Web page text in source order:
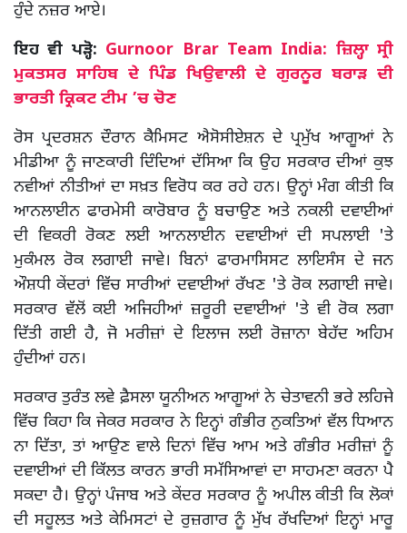
ਹੁੰਦੇ ਨਜ਼ਰ ਆਏ।
ਇਹ ਵੀ ਪੜ੍ਹੋ: Gurnoor Brar Team India: ਜ਼ਿਲ੍ਹਾ ਸ੍ਰੀ
ਮੁਕਤਸਰ ਸਾਹਿਬ ਦੇ ਪਿੰਡ ਖਿਉਵਾਲੀ ਦੇ ਗੁਰਨੂਰ ਬਰਾੜ ਦੀ
ਭਾਰਤੀ ਕ੍ਰਿਕਟ ਟੀਮ ’ਚ ਚੋਣ
ਰੋਸ ਪ੍ਰਦਰਸ਼ਨ ਦੌਰਾਨ ਕੈਮਿਸਟ ਐਸੋਸੀਏਸ਼ਨ ਦੇ ਪ੍ਰਮੁੱਖ ਆਗੂਆਂ ਨੇ
ਮੀਡੀਆ ਨੂੰ ਜਾਣਕਾਰੀ ਦਿੰਦਿਆਂ ਦੱਸਿਆ ਕਿ ਉਹ ਸਰਕਾਰ ਦੀਆਂ ਕੁਝ
ਨਵੀਆਂ ਨੀਤੀਆਂ ਦਾ ਸਖ਼ਤ ਵਿਰੋਧ ਕਰ ਰਹੇ ਹਨ। ਉਨ੍ਹਾਂ ਮੰਗ ਕੀਤੀ ਕਿ
ਆਨਲਾਈਨ ਫਾਰਮੇਸੀ ਕਾਰੋਬਾਰ ਨੂੰ ਬਚਾਉਣ ਅਤੇ ਨਕਲੀ ਦਵਾਈਆਂ
ਦੀ ਵਿਕਰੀ ਰੋਕਣ ਲਈ ਆਨਲਾਈਨ ਦਵਾਈਆਂ ਦੀ ਸਪਲਾਈ 'ਤੇ
ਮੁਕੰਮਲ ਰੋਕ ਲਗਾਈ ਜਾਵੇ। ਬਿਨਾਂ ਫਾਰਮਾਸਿਸਟ ਲਾਇਸੰਸ ਦੇ ਜਨ
ਔਸ਼ਧੀ ਕੇਂਦਰਾਂ ਵਿੱਚ ਸਾਰੀਆਂ ਦਵਾਈਆਂ ਰੱਖਣ 'ਤੇ ਰੋਕ ਲਗਾਈ ਜਾਵੇ।
ਸਰਕਾਰ ਵੱਲੋਂ ਕਈ ਅਜਿਹੀਆਂ ਜ਼ਰੂਰੀ ਦਵਾਈਆਂ 'ਤੇ ਵੀ ਰੋਕ ਲਗਾ
ਦਿੱਤੀ ਗਈ ਹੈ, ਜੋ ਮਰੀਜ਼ਾਂ ਦੇ ਇਲਾਜ ਲਈ ਰੋਜ਼ਾਨਾ ਬੇਹੱਦ ਅਹਿਮ
ਹੁੰਦੀਆਂ ਹਨ।
ਸਰਕਾਰ ਤੁਰੰਤ ਲਵੇ ਫ਼ੈਸਲਾ ਯੂਨੀਅਨ ਆਗੂਆਂ ਨੇ ਚੇਤਾਵਨੀ ਭਰੇ ਲਹਿਜੇ
ਵਿੱਚ ਕਿਹਾ ਕਿ ਜੇਕਰ ਸਰਕਾਰ ਨੇ ਇਨ੍ਹਾਂ ਗੰਭੀਰ ਨੁਕਤਿਆਂ ਵੱਲ ਧਿਆਨ
ਨਾ ਦਿੱਤਾ, ਤਾਂ ਆਉਣ ਵਾਲੇ ਦਿਨਾਂ ਵਿੱਚ ਆਮ ਅਤੇ ਗੰਭੀਰ ਮਰੀਜ਼ਾਂ ਨੂੰ
ਦਵਾਈਆਂ ਦੀ ਕਿੱਲਤ ਕਾਰਨ ਭਾਰੀ ਸਮੱਸਿਆਵਾਂ ਦਾ ਸਾਹਮਣਾ ਕਰਨਾ ਪੈ
ਸਕਦਾ ਹੈ। ਉਨ੍ਹਾਂ ਪੰਜਾਬ ਅਤੇ ਕੇਂਦਰ ਸਰਕਾਰ ਨੂੰ ਅਪੀਲ ਕੀਤੀ ਕਿ ਲੋਕਾਂ
ਦੀ ਸਹੂਲਤ ਅਤੇ ਕੇਮਿਸਟਾਂ ਦੇ ਰੁਜ਼ਗਾਰ ਨੂੰ ਮੁੱਖ ਰੱਖਦਿਆਂ ਇਨ੍ਹਾਂ ਮਾਰੂ